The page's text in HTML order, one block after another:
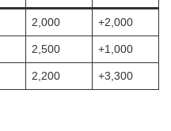
2,000 +2,000
2,500 +1,000
2,200 +3,300